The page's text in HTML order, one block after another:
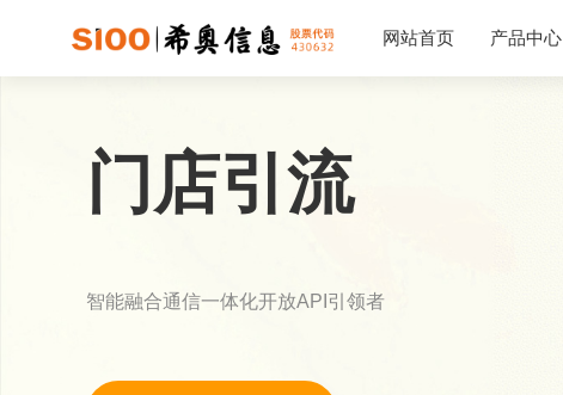
网站首页 产品中心
验证码短信
会员营销短信
国际营销短信
门店引流
智能融合通信一体化开放API引领者